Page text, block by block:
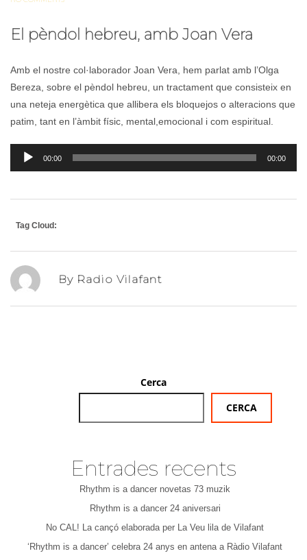
El pèndol hebreu, amb Joan Vera
Amb el nostre col·laborador Joan Vera, hem parlat amb l’Olga
Bereza, sobre el pèndol hebreu, un tractament que consisteix en
una neteja energètica que allibera els bloquejos o alteracions que
patim, tant en l’àmbit físic, mental,emocional i com espiritual.
Reproductor
d'àudio
00:00 00:00
Tag Cloud:
By Radio Vilafant
Cerca
CERCA
Entrades recents
Rhythm is a dancer novetas 73 muzik
Rhythm is a dancer 24 aniversari
No CAL! La cançó elaborada per La Veu lila de Vilafant
‘Rhythm is a dancer’ celebra 24 anys en antena a Ràdio Vilafant